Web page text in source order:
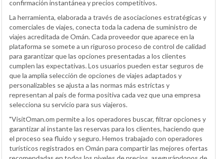
confirmación instantánea y precios competitivos.
La herramienta, elaborada a través de asociaciones estratégicas y
comerciales de viajes, conecta toda la cadena de suministro de
viajes acreditada de Omán. Cada proveedor que aparece en la
plataforma se somete a un riguroso proceso de control de calidad
para garantizar que las opciones presentadas a los clientes
cumplen las expectativas. Los usuarios pueden estar seguros de
que la amplia selección de opciones de viajes adaptados y
personalizables se ajusta a las normas más estrictas y
representan al país de forma positiva cada vez que una empresa
selecciona su servicio para sus viajeros.
"VisitOman.om permite a los operadores buscar, filtrar opciones y
garantizar al instante las reservas para los clientes, haciendo que
el proceso sea fluido y seguro. Hemos trabajado con operadores
turísticos registrados en Omán para compartir las mejores ofertas